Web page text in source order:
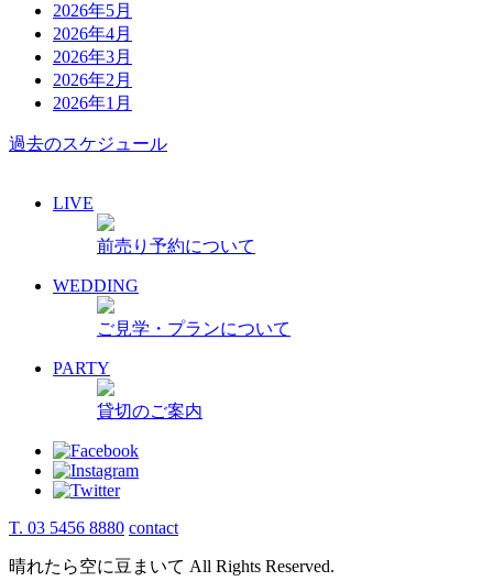
2026年5月
2026年4月
2026年3月
2026年2月
2026年1月
過去のスケジュール
LIVE
前売り予約について
WEDDING
ご見学・プランについて
PARTY
貸切のご案内
T. 03 5456 8880 contact
晴れたら空に豆まいて All Rights Reserved.